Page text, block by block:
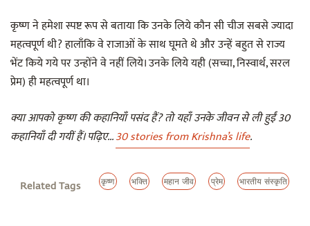
कृष्ण ने हमेशा स्पष्ट रूप से बताया कि उनके लिये कौन सी चीज सबसे ज्यादा
महत्वपूर्ण थी? हालाँकि वे राजाओं के साथ घूमते थे और उन्हें बहुत से राज्य
भेंट किये गये पर उन्होंने वे नहीं लिये। उनके लिये यही (सच्चा, निस्वार्थ, सरल
प्रेम) ही महत्वपूर्ण था।
क्या आपको कृष्ण की कहानियाँ पसंद हैं? तो यहाँ उनके जीवन से ली हुईं 30
कहानियाँ दी गयीं हैं। पढ़िए...30 stories from Krishna’s life.
Related Tags कृष्ण भक्ति महान जीव प्रेम भारतीय संस्कृति